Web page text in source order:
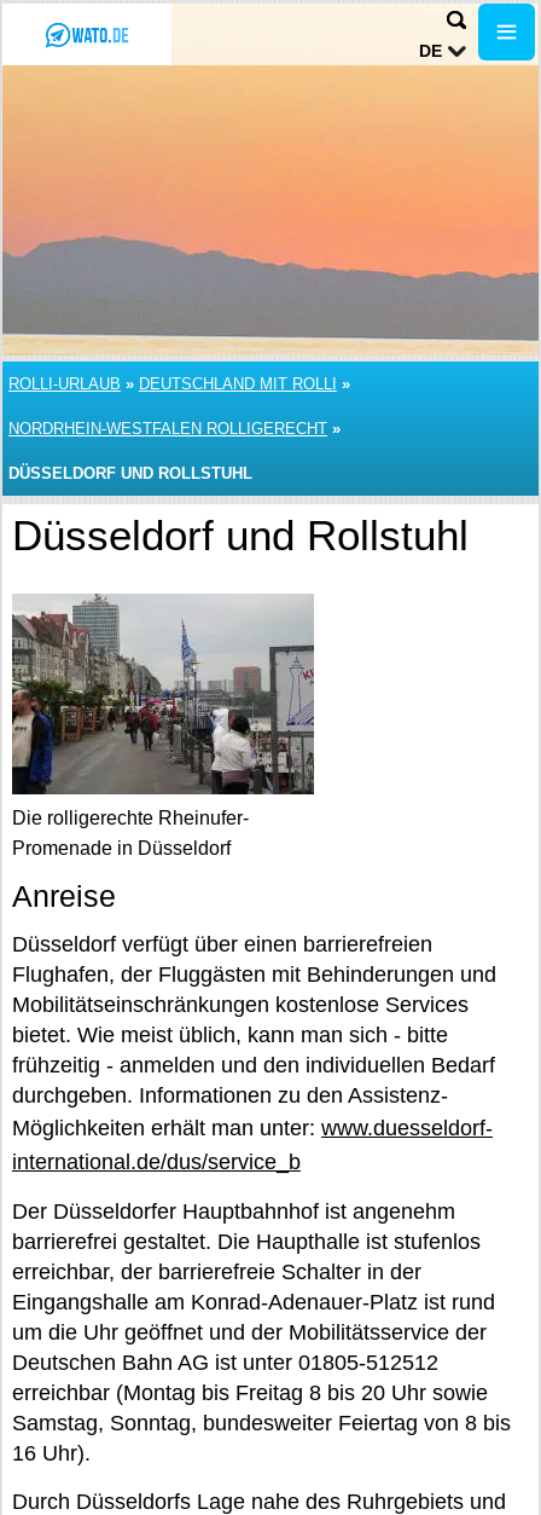
DE
ROLLI-URLAUB » DEUTSCHLAND MIT ROLLI »
NORDRHEIN-WESTFALEN ROLLIGERECHT »
DÜSSELDORF UND ROLLSTUHL
Düsseldorf und Rollstuhl
Die rolligerechte Rheinufer-
Promenade in Düsseldorf
Anreise
Düsseldorf verfügt über einen barrierefreien
Flughafen, der Fluggästen mit Behinderungen und
Mobilitätseinschränkungen kostenlose Services
bietet. Wie meist üblich, kann man sich - bitte
frühzeitig - anmelden und den individuellen Bedarf
durchgeben. Informationen zu den Assistenz-
Möglichkeiten erhält man unter: www.duesseldorf-
international.de/dus/service_b
Der Düsseldorfer Hauptbahnhof ist angenehm
barrierefrei gestaltet. Die Haupthalle ist stufenlos
erreichbar, der barrierefreie Schalter in der
Eingangshalle am Konrad-Adenauer-Platz ist rund
um die Uhr geöffnet und der Mobilitätsservice der
Deutschen Bahn AG ist unter 01805-512512
erreichbar (Montag bis Freitag 8 bis 20 Uhr sowie
Samstag, Sonntag, bundesweiter Feiertag von 8 bis
16 Uhr).
Durch Düsseldorfs Lage nahe des Ruhrgebiets und